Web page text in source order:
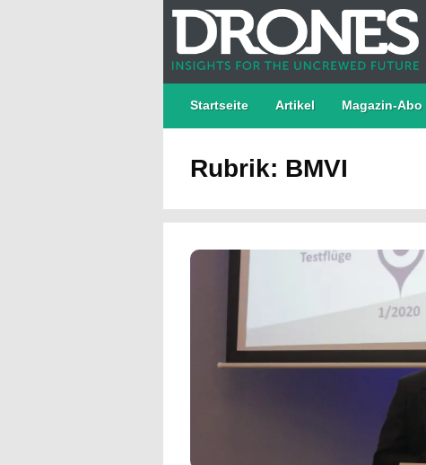
Startseite Artikel Magazin-Abo
Rubrik: BMVI